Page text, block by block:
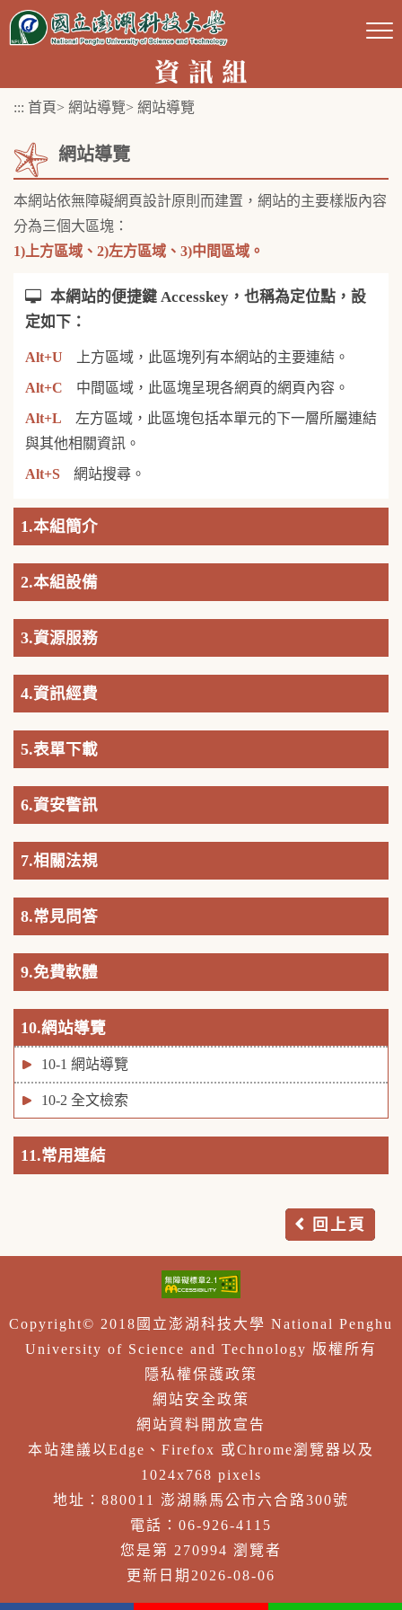
跳
::: 首頁> 網站導覽> 網站導覽
網站導覽
本網站依無障礙網頁設計原則而建置，網站的主要樣版內容
分為三個大區塊：
1)上方區域、2)左方區域、3)中間區域。
本網站的便捷鍵 Accesskey，也稱為定位點，設
定如下：
Alt+U
上方區域，此區塊列有本網站的主要連結。
Alt+C
中間區域，此區塊呈現各網頁的網頁內容。
Alt+L
左方區域，此區塊包括本單元的下一層所屬連結
與其他相關資訊。
Alt+S
網站搜尋。
1.本組簡介
2.本組設備
3.資源服務
4.資訊經費
5.表單下載
6.資安警訊
7.相關法規
8.常見問答
9.免費軟體
10.網站導覽
10-1 網站導覽
10-2 全文檢索
11.常用連結
回上頁
Copyright© 2018國立澎湖科技大學 National Penghu
University of Science and Technology 版權所有
隱私權保護政策
網站安全政策
網站資料開放宣告
本站建議以Edge、Firefox 或Chrome瀏覽器以及
1024x768 pixels
地址：880011 澎湖縣馬公市六合路300號
電話：06-926-4115
您是第 270994 瀏覽者
更新日期2026-08-06